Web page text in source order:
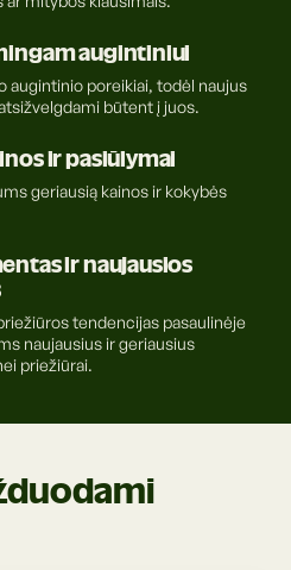
augintiniui
augintinio poreikiai, todėl naujus
būtent į juos.
ir pasiūlymai
geriausią kainos ir kokybės
ir naujausios
tendencijas pasaulinėje
naujausius ir geriausius
priežiūrai.